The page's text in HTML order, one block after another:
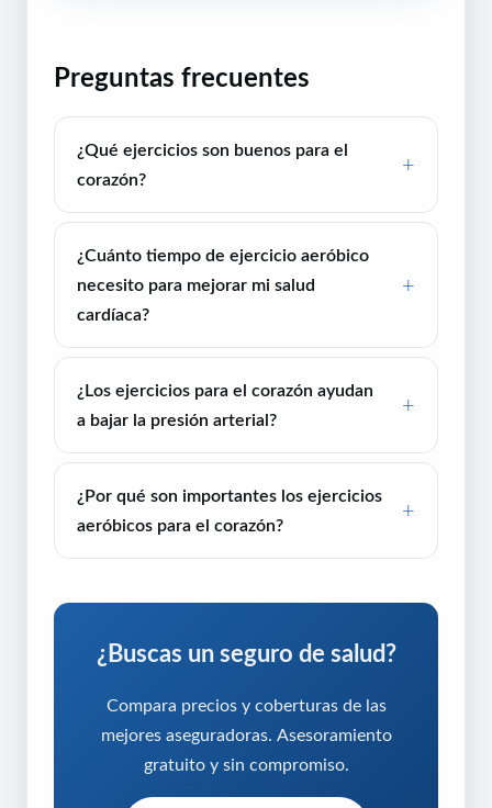
Preguntas frecuentes
¿Qué ejercicios son buenos para el
corazón?
¿Cuánto tiempo de ejercicio aeróbico
necesito para mejorar mi salud
cardíaca?
¿Los ejercicios para el corazón ayudan
a bajar la presión arterial?
¿Por qué son importantes los ejercicios
aeróbicos para el corazón?
¿Buscas un seguro de salud?
Compara precios y coberturas de las
mejores aseguradoras. Asesoramiento
gratuito y sin compromiso.